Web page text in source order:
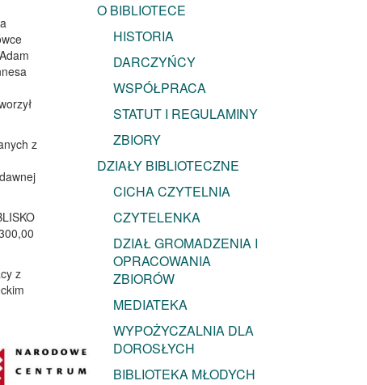
z
z
O BIBLIOTECE
HISTORIA
DARCZYŃCY
WSPÓŁPRACA
STATUT I REGULAMINY
ZBIORY
DZIAŁY BIBLIOTECZNE
CICHA CZYTELNIA
CZYTELENKA
DZIAŁ GROMADZENIA I
OPRACOWANIA
ZBIORÓW
MEDIATEKA
WYPOŻYCZALNIA DLA
DOROSŁYCH
BIBLIOTEKA MŁODYCH